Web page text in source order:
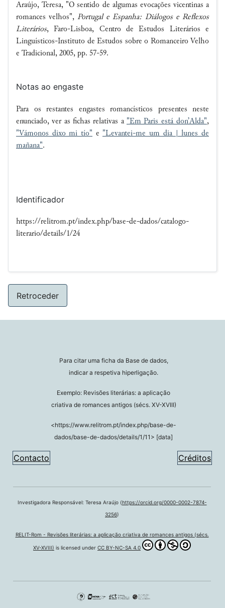
Araújo, Teresa, "O sentido de algumas evocações vicentinas a
romances velhos", Portugal e Espanha: Diálogos e Reflexos
Literários, Faro-Lisboa, Centro de Estudos Literários e
Linguísticos-Instituto de Estudos sobre o Romanceiro Velho
e Tradicional, 2005, pp. 57-59.
Notas ao engaste
Para os restantes engastes romancísticos presentes neste
enunciado, ver as fichas relativas a "Em Paris está don’Alda",
"Vámonos dixo mi tío" e "Levantei-me um dia | lunes de
mañana".
Identificador
https://relitrom.pt/index.php/base-de-dados/catalogo-
literario/details/1/24
Retroceder
Para citar uma ficha da Base de dados,
indicar a respetiva hiperligação.
Exemplo: Revisões literárias: a aplicação
criativa de romances antigos (sécs. XV-XVIII)
<https://www.relitrom.pt/index.php/base-de-
dados/base-de-dados/details/1/11> [data]
Contacto Créditos
Investigadora Responsável: Teresa Araújo (https://orcid.org/0000-0002-7874-
3256)
RELIT-Rom - Revisões literárias: a aplicação criativa de romances antigos (sécs.
XV-XVIII) is licensed under CC BY-NC-SA 4.0